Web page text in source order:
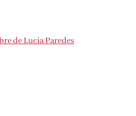
de Lucia Paredes